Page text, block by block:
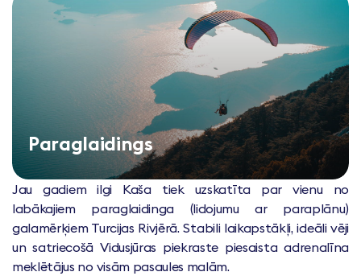
Paraglaidings
Jau gadiem ilgi Kaša tiek uzskatīta par vienu no
labākajiem paraglaidinga (lidojumu ar paraplānu)
galamērķiem Turcijas Rivjērā. Stabili laikapstākļi, ideāli vēji
un satriecošā Vidusjūras piekraste piesaista adrenalīna
meklētājus no visām pasaules malām.